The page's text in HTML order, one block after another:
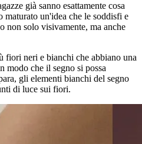
già sanno esattamente cosa
un'idea che le soddisfi e
non solo visivamente, ma anche
fiori neri e bianchi che abbiano una
modo che il segno si possa
gli elementi bianchi del segno
di luce sui fiori.